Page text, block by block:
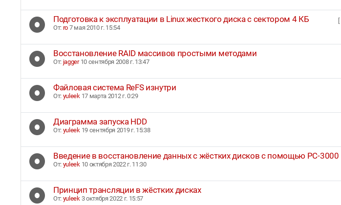
Подготовка к эксплуатации в Linux жесткого диска с сектором 4 КБ
От: ro 7 мая 2010 г. 15:54
Восстановление RAID массивов простыми методами
От: jagger10 сентября 2008 г. 13:47
Файловая система ReFS изнутри
От: yuleek17 марта 2012 г. 0:29
Диаграмма запуска HDD
От: yuleek19 сентября 2019 г. 15:38
Введение в восстановление данных с жёстких дисков с помощью PC-3000
От: yuleek10 октября 2022 г. 11:30
Принцип трансляции в жёстких дисках
От: yuleek3 октября 2022 г. 15:57